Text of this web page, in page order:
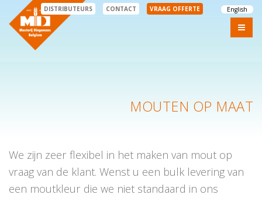
English
DISTRIBUTEURS CONTACT VRAAG OFFERTE
MOUTEN OP MAAT
We zijn zeer flexibel in het maken van mout op
vraag van de klant. Wenst u een bulk levering van
een moutkleur die we niet standaard in ons